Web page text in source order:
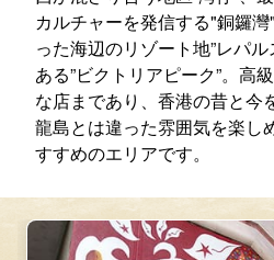
カルチャーを発信する"銅鑼
った海辺のリゾート地”レパ
ある”ビクトリアピーク”。高
な店まであり、香港の昔と今
龍島とは違った雰囲気を楽し
すすめのエリアです。